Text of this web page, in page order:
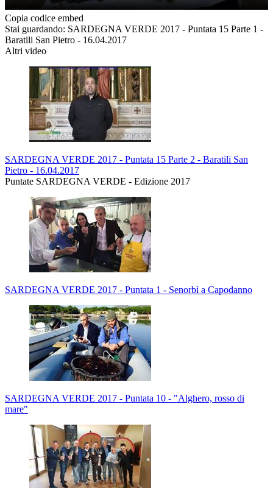
Copia codice embed
Stai guardando: SARDEGNA VERDE 2017 - Puntata 15 Parte 1 -
Baratili San Pietro - 16.04.2017
Altri video
SARDEGNA VERDE 2017 - Puntata 15 Parte 2 - Baratili San
Pietro - 16.04.2017
Puntate SARDEGNA VERDE - Edizione 2017
SARDEGNA VERDE 2017 - Puntata 1 - Senorbì a Capodanno
SARDEGNA VERDE 2017 - Puntata 10 - "Alghero, rosso di
mare"